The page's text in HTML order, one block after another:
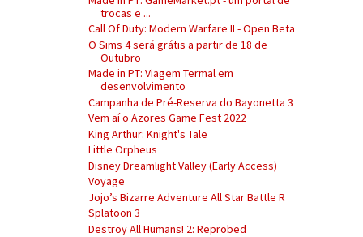
trocas e ...
Call Of Duty: Modern Warfare II - Open Beta
O Sims 4 será grátis a partir de 18 de
Outubro
Made in PT: Viagem Termal em
desenvolvimento
Campanha de Pré-Reserva do Bayonetta 3
Vem aí o Azores Game Fest 2022
King Arthur: Knight's Tale
Little Orpheus
Disney Dreamlight Valley (Early Access)
Voyage
Jojo’s Bizarre Adventure All Star Battle R
Splatoon 3
Destroy All Humans! 2: Reprobed